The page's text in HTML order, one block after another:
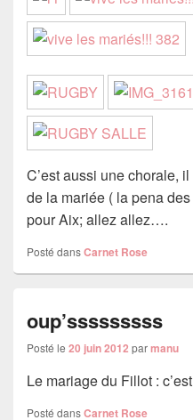
C’est aussi une chorale,
de la mariée ( la pena
pour Aix; allez allez….
Posté dansCarnet Rose
oup’sssssssss
Posté le 20 juin 2012 parmanu
Le mariage du Fillot :
Posté dansCarnet Rose